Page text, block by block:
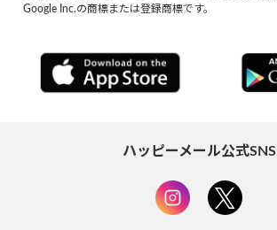
Google Inc.の商標または登録商標です。
ハッピーメール公式SNS